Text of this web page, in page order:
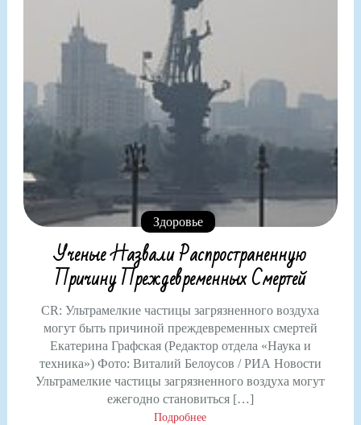
Здоровье
Ученые Назвали Распространенную
Причину Преждевременных Смертей
CR: Ультрамелкие частицы загрязненного воздуха
могут быть причиной преждевременных смертей
Екатерина Графская (Редактор отдела «Наука и
техника») Фото: Виталий Белоусов / РИА Новости
Ультрамелкие частицы загрязненного воздуха могут
ежегодно становиться […]
Подробнее